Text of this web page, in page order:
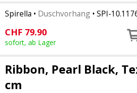
Spirella • Duschvorhang • SPI-
CHF 79.90
sofort, ab Lager
Ribbon, Pearl Black,
cm